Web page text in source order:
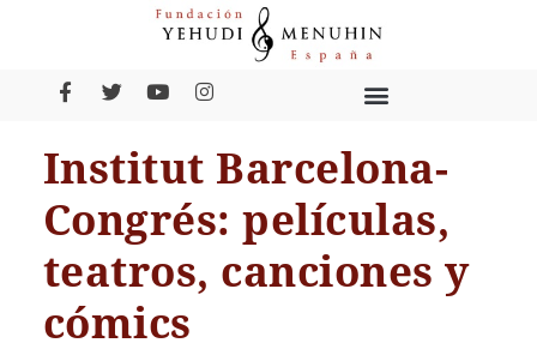
Institut Barcelona-
Congrés: películas,
teatros, canciones y
cómics